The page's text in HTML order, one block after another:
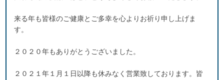
来る年も皆様のご健康とご多幸を心よりお祈り申し上げま
す。
２０２０年もありがとうございました。
２０２１年１月１日以降も休みなく営業致しております。皆